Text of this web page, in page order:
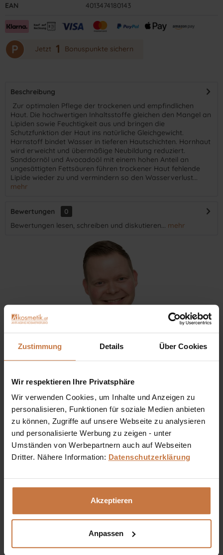
Zustimmung Details Über Cookies
Wir respektieren Ihre Privatsphäre
Wir verwenden Cookies, um Inhalte und Anzeigen zu
personalisieren, Funktionen für soziale Medien anbieten
zu können, Zugriffe auf unsere Webseite zu analysieren
und personalisierte Werbung zu zeigen - unter
Umständen von Werbepartnern auch auf Webseiten
Dritter. Nähere Information: Datenschutzerklärung
Akzeptieren
Anpassen
EAN
4013474180143
P Jetzt 1 Bonuspunkte sichern
Beschreibung
​ Zur optimalen Pflege der trockenen und empfindlichen
Haut. Die hochwertigen Inhaltsstoffe gleichen den Mangel an
Lipiden sowie Feuchtigkeit aus und bringen die
Schutzfunktion der Haut ins natürliche Gleichgewicht.
Harnstoff bindet Wasser in tieferen Hautschichten. Hornhaut
wird erweicht und übermäßige Neubildung reduziert.
Sanddornöl und Avocadoöl mit einem hohen Anteil an
ungesättigten Fettsäuren führen trockener Haut fehlende
Lipide wieder zu und vermindern so den Wasserverlust...
mehr
Bewertungen
0
Bewertungen lesen, schreiben und diskutieren... mehr
Sie haben eine Frage? Sie wünschen sich eine
Produktberatung oder wollen nur wissen, wie man das
kosmetische Produkt richtig anwendet?
Ich stehe Ihnen gerne persönlich zur Verfügung:
Dennis Grischek, Inhaber Kosmetikstudio in Graz & kosmetik.at